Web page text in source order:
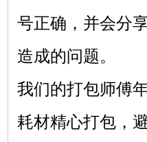
号正确，并会分
造成的问题。
我们的打包师傅
耗材精心打包，